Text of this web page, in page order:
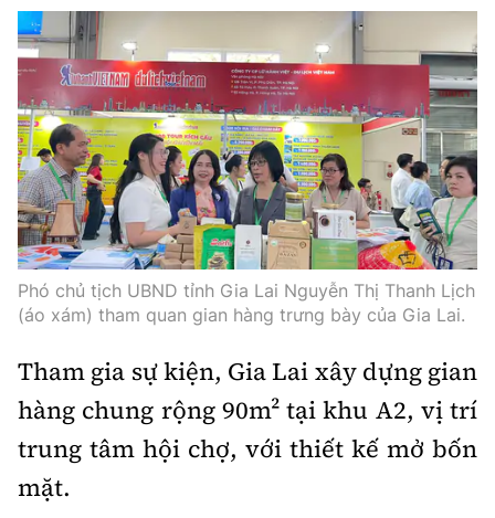
Hàng hải
Đường sắt đô thị
Nhà thầu
Mời thầu - Đấu thầu
Thi viết về GTVT
Chung tay vì ATGT
Gương sáng giao thông
Lao động - Công đoàn
Showbiz
Điện ảnh
Âm nhạc
Bóng đá
Bình luận
Hậu trường sao
360 độ thể thao
Công nghệ
Công nghệ mới
Sản phẩm mới
Tư vấn
Thế giới
Thời sự Quốc tế
Hồ sơ tài liệu
Thế giới giao thông
Thế giới xây dựng
Đi ++
Du lịch
Khám phá
Lối sống
Ẩm thực
Video
Thời sự
Camera giao thông
Câu chuyện giao thông
Giải trí - Thể thao
Cơ quan chủ quản: Bộ Xây dựng
Giấy phép số: 03/GP-BVHTTDL, cấp ngày 1/4/2025.
Phó chủ tịch UBND tỉnh Gia Lai Nguyễn Thị Thanh Lịch
(áo xám) tham quan gian hàng trưng bày của Gia Lai.
Tham gia sự kiện, Gia Lai xây dựng gian
hàng chung rộng 90m² tại khu A2, vị trí
trung tâm hội chợ, với thiết kế mở bốn
mặt.